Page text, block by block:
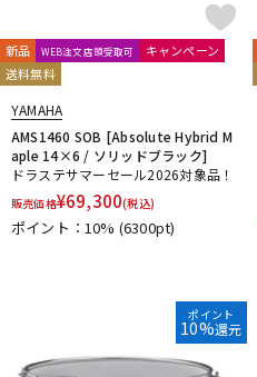
新品 WEB注文店頭受取可
キャンペーン
送料無料
YAMAHA
AMS1460 SOB [Absolute Hybrid M
aple 14×6 / ソリッドブラック]
ドラステサマーセール2026対象品！
販売価格¥69,300(税込)
ポイント：10% (6300pt)
ポイント
10%還元